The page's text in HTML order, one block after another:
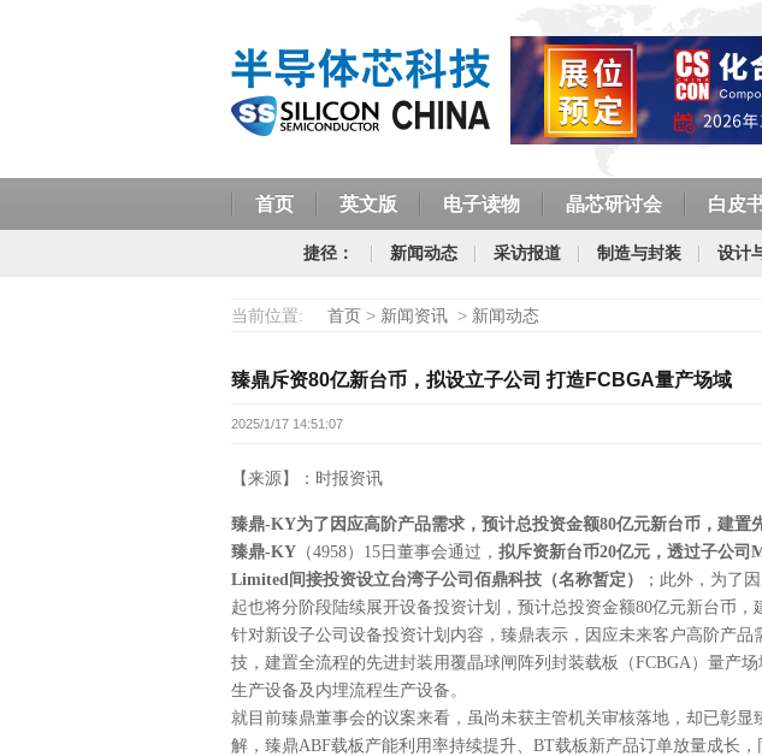
首页 英文版 电子读物 晶芯研讨会 白皮
捷径： 新闻动态 采访报道 制造与封装 设计
当前位置: 首页 > 新闻资讯 > 新闻动态
臻鼎斥资80亿新台币，拟设立子公司 打造FCBGA量产场域
2025/1/17 14:51:07
【来源】：时报资讯
臻鼎-KY为了因应高阶产品需求，预计总投资金额80亿元新台币，建置
臻鼎-KY （4958）15日董事会通过， 拟斥资新台币20亿元，透过子公司
Limited间接投资设立台湾子公司佰鼎科技（名称暂定）
；此外，为了
起也将分阶段陆续展开设备投资计划，预计总投资金额80亿元新台币，
针对新设子公司设备投资计划内容，臻鼎表示，因应未来客户高阶产品
技，建置全流程的先进封装用覆晶球闸阵列封装载板（FCBGA）量产
生产设备及内埋流程生产设备。
就目前臻鼎董事会的议案来看，虽尚未获主管机关审核落地，却已彰显
解，臻鼎ABF载板产能利用率持续提升、BT载板新产品订单放量成长